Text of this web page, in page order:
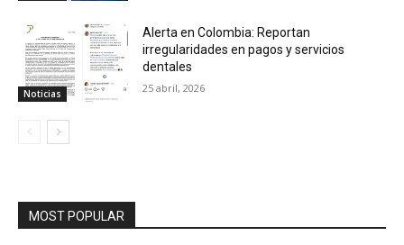
Noticias
Alerta en Colombia: Reportan
irregularidades en pagos y servicios
dentales
25 abril, 2026
MOST POPULAR